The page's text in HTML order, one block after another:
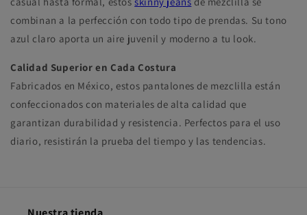
combinan a la perfección con todo tipo de prendas. Su tono
azul claro aporta un aire juvenil y moderno a tu look.
Calidad Superior en Cada Costura
Fabricados en México, estos pantalones de mezclilla están
confeccionados con materiales de alta calidad que
garantizan durabilidad y resistencia. Perfectos para el uso
diario, resistirán la prueba del tiempo y las tendencias.